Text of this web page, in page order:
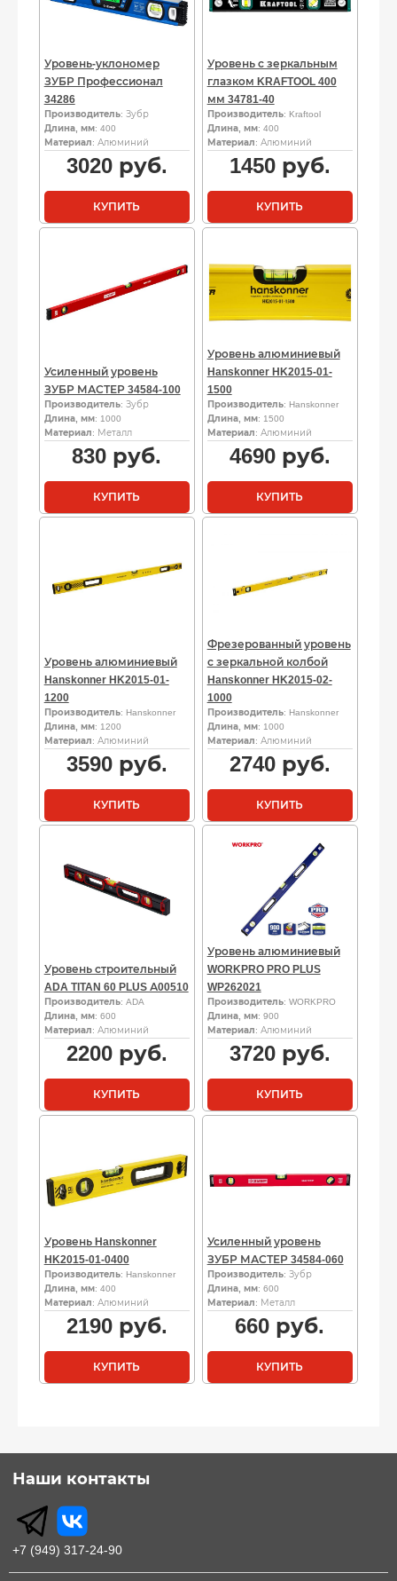
Уровень-уклономер
ЗУБР Профессионал
34286
Производитель: Зубр
Длина, мм: 400
Материал: Алюминий
3020руб.
КУПИТЬ
Уровень с зеркальным
глазком KRAFTOOL 400
мм 34781-40
Производитель: Kraftool
Длина, мм: 400
Материал: Алюминий
1450руб.
КУПИТЬ
Усиленный уровень
ЗУБР МАСТЕР 34584-100
Производитель: Зубр
Длина, мм: 1000
Материал: Металл
830 руб.
КУПИТЬ
Уровень алюминиевый
Hanskonner HK2015-01-
1500
Производитель: Hanskonner
Длина, мм: 1500
Материал: Алюминий
4690руб.
КУПИТЬ
Уровень алюминиевый
Hanskonner HK2015-01-
1200
Производитель: Hanskonner
Длина, мм: 1200
Материал: Алюминий
3590руб.
КУПИТЬ
Фрезерованный уровень
с зеркальной колбой
Hanskonner HK2015-02-
1000
Производитель: Hanskonner
Длина, мм: 1000
Материал: Алюминий
2740руб.
КУПИТЬ
Уровень строительный
ADA TITAN 60 PLUS А00510
Производитель: ADA
Длина, мм: 600
Материал: Алюминий
2200руб.
КУПИТЬ
Уровень алюминиевый
WORKPRO PRO PLUS
WP262021
Производитель: WORKPRO
Длина, мм: 900
Материал: Алюминий
3720руб.
КУПИТЬ
Уровень Hanskonner
HK2015-01-0400
Производитель: Hanskonner
Длина, мм: 400
Материал: Алюминий
2190руб.
КУПИТЬ
Усиленный уровень
ЗУБР МАСТЕР 34584-060
Производитель: Зубр
Длина, мм: 600
Материал: Металл
660 руб.
КУПИТЬ
Наши контакты
+7 (949) 317-24-90